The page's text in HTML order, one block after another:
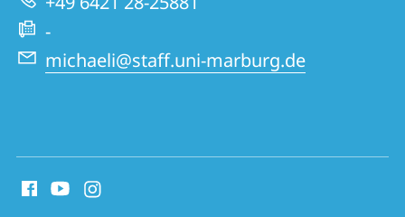
Biopharmazie
-
michaeli@staff.uni-marburg.de
Media